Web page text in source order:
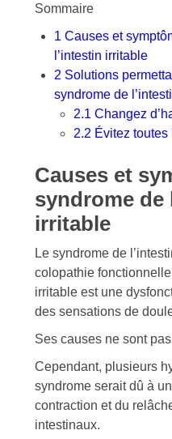
Sommaire
1 Causes et
l’intestin irritable
2 Solutions
syndrome de
2.1 Changez
2.2 Évitez
Causes et
syndrome de
irritable
Le syndrome de
colopathie
irritable est une
des sensations de
Ses causes ne sont
Cependant, plusieurs
syndrome serait dû à
contraction et du
intestinaux.